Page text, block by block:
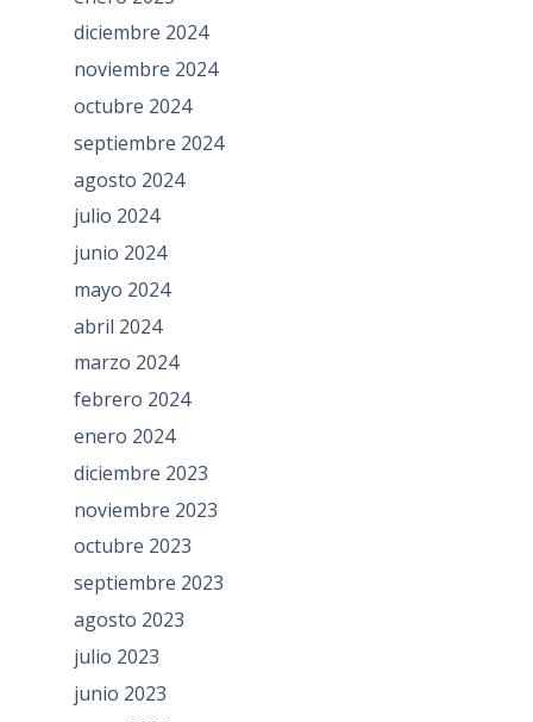
diciembre 2024
noviembre 2024
octubre 2024
septiembre 2024
agosto 2024
julio 2024
junio 2024
mayo 2024
abril 2024
marzo 2024
febrero 2024
enero 2024
diciembre 2023
noviembre 2023
octubre 2023
septiembre 2023
agosto 2023
julio 2023
junio 2023